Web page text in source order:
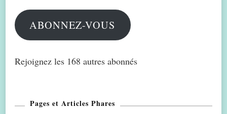
mail
ABONNEZ-VOUS
Rejoignez les 168 autres abonnés
Pages et Articles Phares